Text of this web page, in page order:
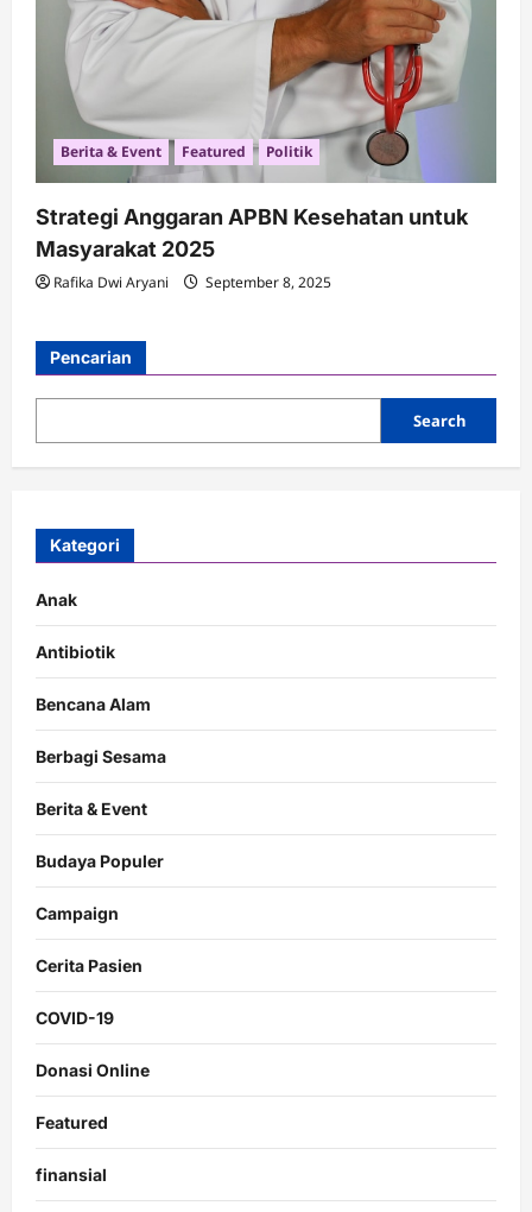
Berita & Event Featured Politik
Strategi Anggaran APBN Kesehatan untuk
Masyarakat 2025
Rafika Dwi Aryani September 8, 2025
Pencarian
Search
Kategori
Anak
Antibiotik
Bencana Alam
Berbagi Sesama
Berita & Event
Budaya Populer
Campaign
Cerita Pasien
COVID-19
Donasi Online
Featured
finansial